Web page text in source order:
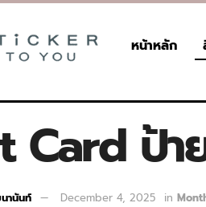
หน้าหลัก
Card ป้
านันท์ December 4, 2025 in